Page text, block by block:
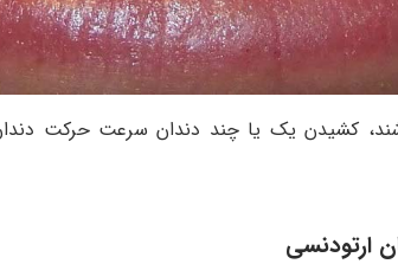
کشیدن یک یا چند دندان سرعت حرکت
ارتودنسی